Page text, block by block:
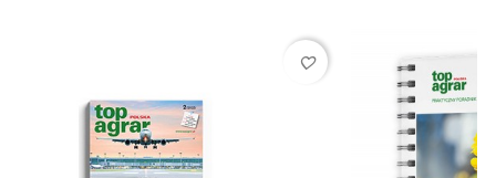
favorite_border